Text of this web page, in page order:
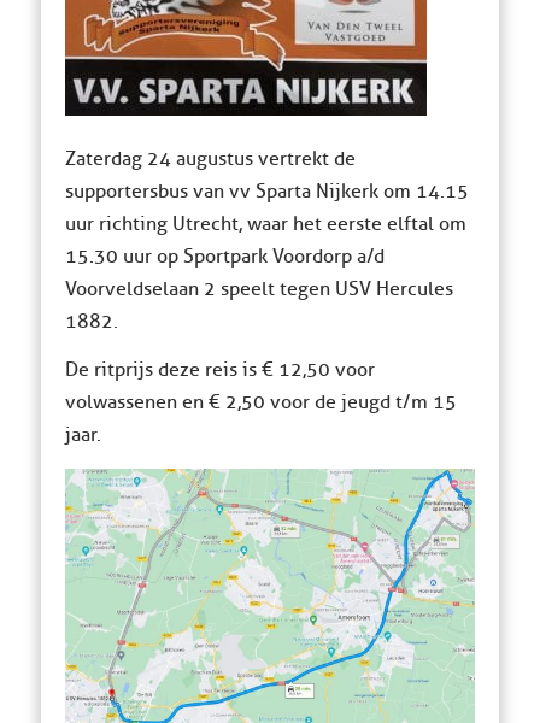
Zaterdag 24 augustus vertrekt de
supportersbus van vv Sparta Nijkerk om 14.15
uur richting Utrecht, waar het eerste elftal om
15.30 uur op Sportpark Voordorp a/d
Voorveldselaan 2 speelt tegen USV Hercules
1882.
De ritprijs deze reis is € 12,50 voor
volwassenen en € 2,50 voor de jeugd t/m 15
jaar.